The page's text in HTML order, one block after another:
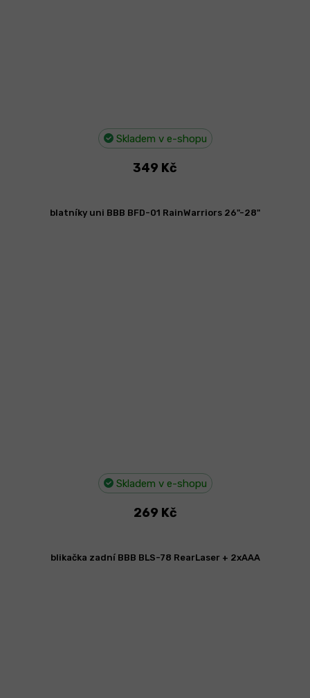
Skladem v e-shopu
349 Kč
blatníky uni BBB BFD-01 RainWarriors 26"-28"
Skladem v e-shopu
269 Kč
blikačka zadní BBB BLS-78 RearLaser + 2xAAA